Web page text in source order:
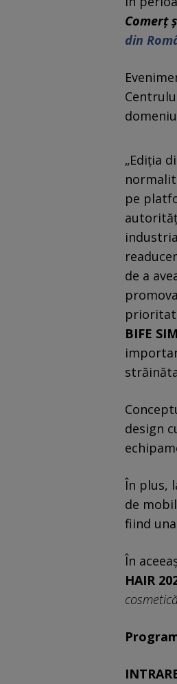
Comerț
din
„Ediția
pe
de a
BIFE SIM
design
În plus,
de
fiind
În
HAIR